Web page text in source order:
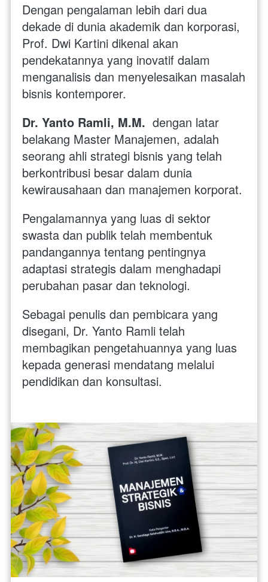
Dengan pengalaman lebih dari dua
dekade di dunia akademik dan korporasi,
Prof. Dwi Kartini dikenal akan
pendekatannya yang inovatif dalam
menganalisis dan menyelesaikan masalah
bisnis kontemporer.
Dr. Yanto Ramli, M.M. dengan latar
belakang Master Manajemen, adalah
seorang ahli strategi bisnis yang telah
berkontribusi besar dalam dunia
kewirausahaan dan manajemen korporat.
Pengalamannya yang luas di sektor
swasta dan publik telah membentuk
pandangannya tentang pentingnya
adaptasi strategis dalam menghadapi
perubahan pasar dan teknologi.
Sebagai penulis dan pembicara yang
disegani, Dr. Yanto Ramli telah
membagikan pengetahuannya yang luas
kepada generasi mendatang melalui
pendidikan dan konsultasi.